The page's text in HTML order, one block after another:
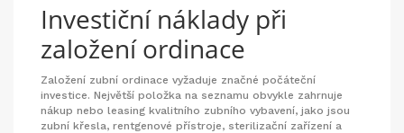
Investiční náklady při
založení ordinace
Založení zubní ordinace vyžaduje značné počáteční
investice. Největší položka na seznamu obvykle zahrnuje
nákup nebo leasing kvalitního zubního vybavení, jako jsou
zubní křesla, rentgenové přístroje, sterilizační zařízení a